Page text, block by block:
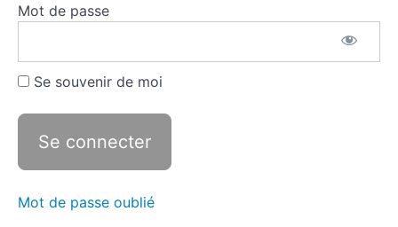
Mot de passe
Se souvenir de moi
Mot de passe oublié